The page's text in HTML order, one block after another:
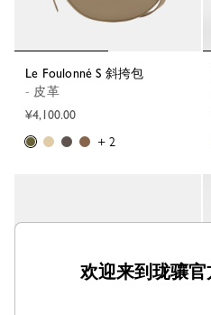
Le Foulonné S 斜挎包
- 皮革
¥4,100.00
+ 2
欢迎来到珑骧